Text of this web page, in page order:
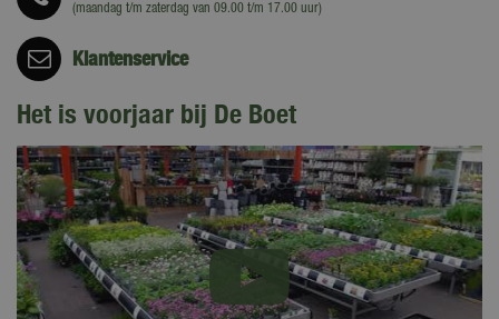
(maandag t/m zaterdag van 09.00 t/m 17.00 uur)
Klantenservice
Het is voorjaar bij De Boet